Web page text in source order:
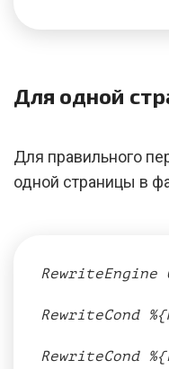
Для одной
Для правильного
одной страницы в
RewriteEngine
RewriteCond
RewriteCond